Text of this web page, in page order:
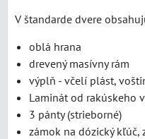
V štandarde dvere
oblá hrana
drevený masívny rám
výplň - včelí plást,
Laminát od rakúskeho
3 pánty (strieborné)
zámok na dózický kľúč,